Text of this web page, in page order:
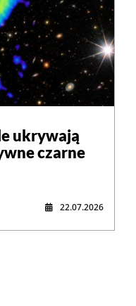
ukrywają
czarne
22.07.2026